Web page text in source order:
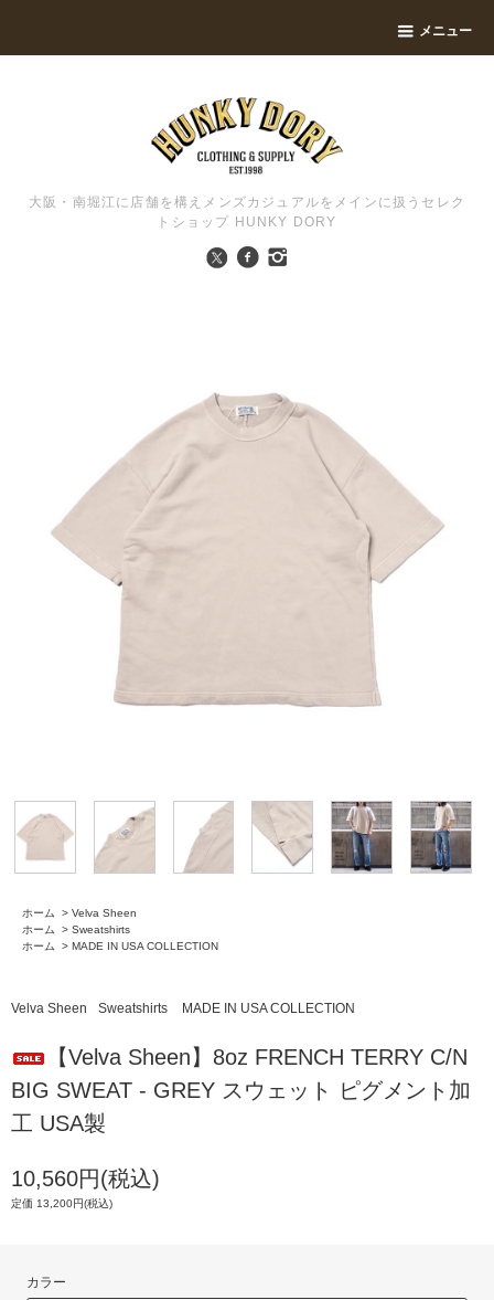
メニュー
大阪・南堀江に店舗を構えメンズカジュアルをメインに扱うセレク
トショップ HUNKY DORY
ホーム > Velva Sheen
ホーム
> Sweatshirts
ホーム
> MADE IN USA COLLECTION
Velva Sheen Sweatshirts MADE IN USA COLLECTION
【Velva Sheen】8oz FRENCH TERRY C/N
BIG SWEAT - GREY スウェット ピグメント加
工 USA製
10,560円(税込)
定価 13,200円(税込)
カラー